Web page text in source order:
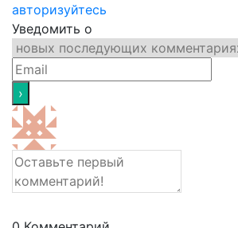
авторизуйтесь
Уведомить о